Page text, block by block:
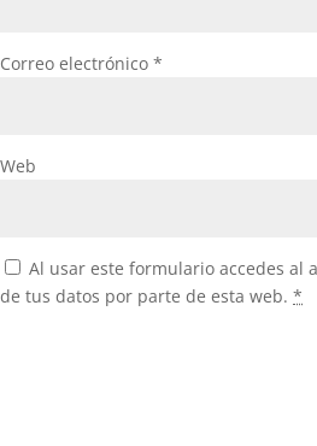
Correo electrónico *
Web
Al usar este formulario accedes al
de tus datos por parte de esta web. *